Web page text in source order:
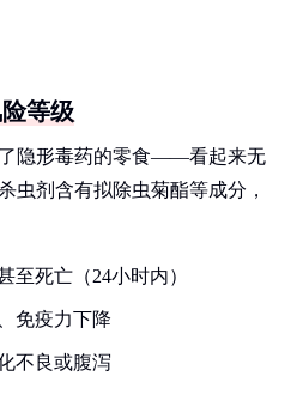
等级
隐形毒药的零食——看起来无
虫剂含有拟除虫菊酯等成分，
至死亡（24小时内）
免疫力下降
不良或腹泻